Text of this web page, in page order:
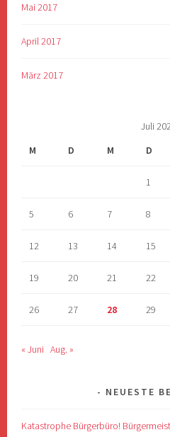
Mai 2017
April 2017
März 2017
Juli
M
D M D
1
5 6 7 8
12 13 14 15
19 20 21 22
26 27 28 29
« Juni Aug. »
NEUESTE
Katastrophe Bürgerbüro!